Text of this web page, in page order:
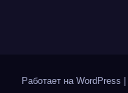
Работает на WordPress